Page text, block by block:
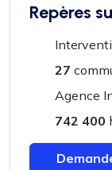
Repères
27
Agence
742 400